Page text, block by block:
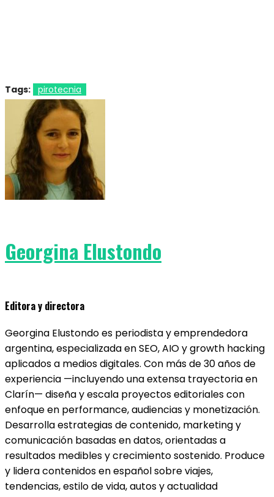
Tags: pirotecnia
Georgina Elustondo
Editora y directora
Georgina Elustondo es periodista y emprendedora
argentina, especializada en SEO, AIO y growth hacking
aplicados a medios digitales. Con más de 30 años de
experiencia —incluyendo una extensa trayectoria en
Clarín— diseña y escala proyectos editoriales con
enfoque en performance, audiencias y monetización.
Desarrolla estrategias de contenido, marketing y
comunicación basadas en datos, orientadas a
resultados medibles y crecimiento sostenido. Produce
y lidera contenidos en español sobre viajes,
tendencias, estilo de vida, autos y actualidad